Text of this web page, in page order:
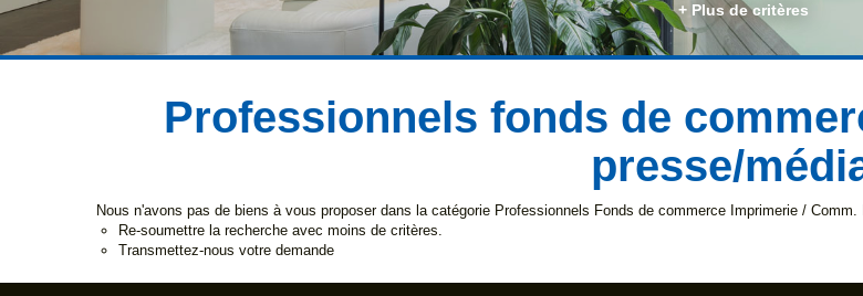
+ Plus de critères
Professionnels fonds de
presse/
Nous n'avons pas de biens à vous proposer dans la catégorie Professionnels Fonds de commerce Imprimerie /
Re-soumettre la recherche avec moins de critères.
Transmettez-nous votre demande